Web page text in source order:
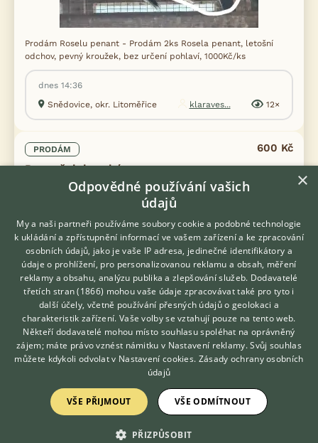
Prodám Roselu penant - Prodám 2ks Rosela penant, letošní
odchov, pevný kroužek, bez určení pohlaví, 1000Kč/ks
dnes 14:36
Snědovice, okr. Litoměřice
klaraves... 12×
PRODÁM
Papoušek horský
600 Kč
Prodám Papouška horského - Prodám 3 ks papouška horského,
letošní odchov, pevný kroužek, bez určení pohlaví, 600Kč/ks
dnes 14:32
Snědovice, okr. Litoměřice
klaraves... 5×
Hledáte zvířecího kamaráda?
Zdarma vám poradí
VETERINÁŘ ONLINE
KONZULTOVAT S
VETERINÁŘEM
×
Odpovědné používání vašich
údajů
My a naši partneři používáme soubory cookie a podobné technologie
k ukládání a zpřístupnění informací ve vašem zařízení a ke zpracování
osobních údajů, jako je vaše IP adresa, jedinečné identifikátory a
údaje o prohlížení, pro personalizovanou reklamu a obsah, měření
reklamy a obsahu, analýzu publika a zlepšování služeb. Dodavatelé
třetích stran (1866) mohou vaše údaje zpracovávat také pro tyto i
další účely, včetně používání přesných údajů o geolokaci a
charakteristik zařízení. Vaše volby se vztahují pouze na tento web.
Někteří dodavatelé mohou místo souhlasu spoléhat na oprávněný
zájem; máte právo vznést námitku v Nastavení reklamy. Svůj souhlas
můžete kdykoli odvolat v Nastavení cookies. Zásady ochrany osobních
údajů
VŠE PŘIJMOUT VŠE ODMÍTNOUT
PŘIZPŮSOBIT